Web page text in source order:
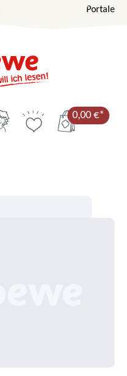
Portale
0,00 €*